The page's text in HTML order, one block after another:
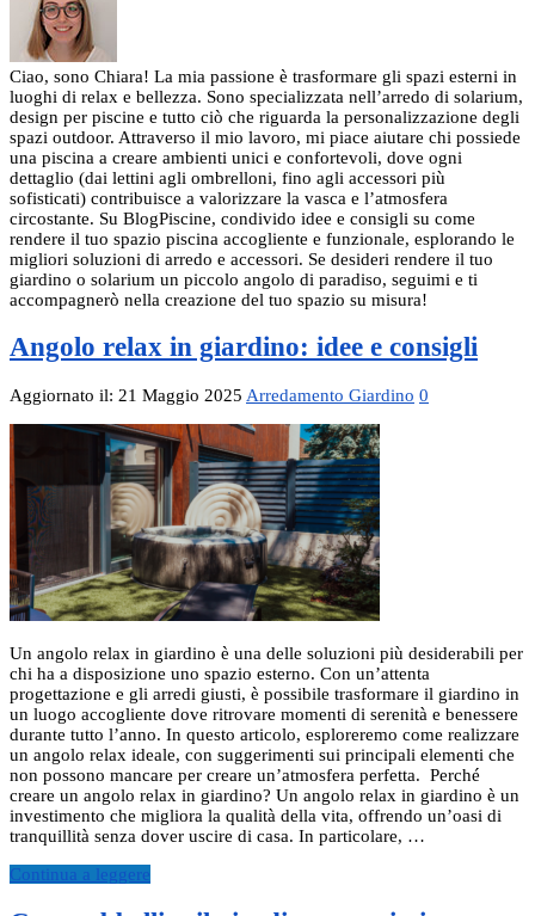
Ciao, sono Chiara! La mia passione è trasformare gli spazi esterni in
luoghi di relax e bellezza. Sono specializzata nell’arredo di solarium,
design per piscine e tutto ciò che riguarda la personalizzazione degli
spazi outdoor. Attraverso il mio lavoro, mi piace aiutare chi possiede
una piscina a creare ambienti unici e confortevoli, dove ogni
dettaglio (dai lettini agli ombrelloni, fino agli accessori più
sofisticati) contribuisce a valorizzare la vasca e l’atmosfera
circostante. Su BlogPiscine, condivido idee e consigli su come
rendere il tuo spazio piscina accogliente e funzionale, esplorando le
migliori soluzioni di arredo e accessori. Se desideri rendere il tuo
giardino o solarium un piccolo angolo di paradiso, seguimi e ti
accompagnerò nella creazione del tuo spazio su misura!
Angolo relax in giardino: idee e consigli
Aggiornato il: 21 Maggio 2025 Arredamento Giardino 0
Un angolo relax in giardino è una delle soluzioni più desiderabili per
chi ha a disposizione uno spazio esterno. Con un’attenta
progettazione e gli arredi giusti, è possibile trasformare il giardino in
un luogo accogliente dove ritrovare momenti di serenità e benessere
durante tutto l’anno. In questo articolo, esploreremo come realizzare
un angolo relax ideale, con suggerimenti sui principali elementi che
non possono mancare per creare un’atmosfera perfetta. Perché
creare un angolo relax in giardino? Un angolo relax in giardino è un
investimento che migliora la qualità della vita, offrendo un’oasi di
tranquillità senza dover uscire di casa. In particolare, …
Continua a leggere